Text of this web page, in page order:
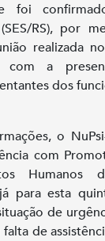
foi
RS), por
realizada
a
dos
o
com
Humanos
para esta
de
de